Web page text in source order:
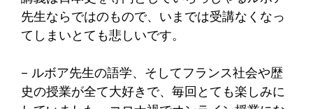
先生ならではのもので、いまでは受講なくなっ
てしまいとても悲しいです。
– ルボア先生の語学、そしてフランス社会や歴
史の授業が全て大好きで、毎回とても楽しみに